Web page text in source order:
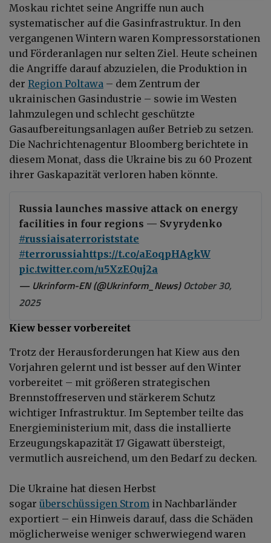
Moskau richtet seine Angriffe nun auch
systematischer auf die Gasinfrastruktur. In den
vergangenen Wintern waren Kompressorstationen
und Förderanlagen nur selten Ziel. Heute scheinen
die Angriffe darauf abzuzielen, die Produktion in
der Region Poltawa – dem Zentrum der
ukrainischen Gasindustrie – sowie im Westen
lahmzulegen und schlecht geschützte
Gasaufbereitungsanlagen außer Betrieb zu setzen.
Die Nachrichtenagentur Bloomberg berichtete in
diesem Monat, dass die Ukraine bis zu 60 Prozent
ihrer Gaskapazität verloren haben könnte.
Russia launches massive attack on energy
facilities in four regions — Svyrydenko
#russiaisaterroriststate
#terrorussiahttps://t.co/aEoqpHAgkW
pic.twitter.com/u5XzEQuj2a
— Ukrinform-EN (@Ukrinform_News) October 30,
2025
Kiew besser vorbereitet
Trotz der Herausforderungen hat Kiew aus den
Vorjahren gelernt und ist besser auf den Winter
vorbereitet – mit größeren strategischen
Brennstoffreserven und stärkerem Schutz
wichtiger Infrastruktur. Im September teilte das
Energieministerium mit, dass die installierte
Erzeugungskapazität 17 Gigawatt übersteigt,
vermutlich ausreichend, um den Bedarf zu decken.
Die Ukraine hat diesen Herbst
sogar überschüssigen Strom in Nachbarländer
exportiert – ein Hinweis darauf, dass die Schäden
möglicherweise weniger schwerwiegend waren